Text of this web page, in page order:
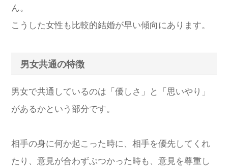
ん。
こうした女性も比較的結婚が早い傾向にあります。
男女共通の特徴
男女で共通しているのは「優しさ」と「思いやり」
があるかという部分です。
相手の身に何か起こった時に、相手を優先してくれ
たり、意見が合わずぶつかった時も、意見を尊重し